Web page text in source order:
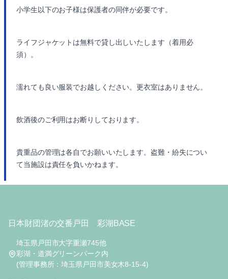
小学生以下のお子様は保護者の同伴が必要です。
ライフジャケットは無料で貸し出しいたします（着用必
須）。
濡れても良い服装でお越しください。更衣室はありません。
飲酒後のご利用はお断りしております。
貴重品の管理は各自でお願いいたします。盗難・紛失につい
て当施設は責任を負いかねます。
日本財団渚の交番戸田 彩湖BASE
埼玉県戸田市大字重瀬745他
彩湖・道満グリーンパーク内
(管理事務所：埼玉県戸田市美女木8-15-4)